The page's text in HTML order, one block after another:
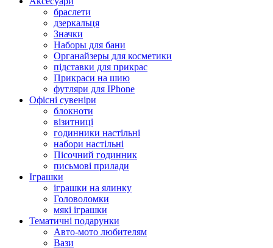
браслети
дзеркальця
Значки
Наборы для бани
Органайзеры для косметики
підставки для прикрас
Прикраси на шию
футляри для IPhone
Офісні сувеніри
блокноти
візитниці
годинники настільні
набори настільні
Пісочний годинник
письмові прилади
Іграшки
іграшки на ялинку
Головоломки
мякі іграшки
Тематичні подарунки
Авто-мото любителям
Вази